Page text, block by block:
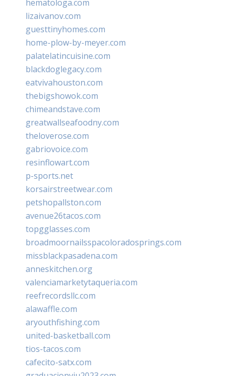
hematologa.com
lizaivanov.com
guesttinyhomes.com
home-plow-by-meyer.com
palatelatincuisine.com
blackdoglegacy.com
eatvivahouston.com
thebigshowok.com
chimeandstave.com
greatwallseafoodny.com
theloverose.com
gabriovoice.com
resinflowart.com
p-sports.net
korsairstreetwear.com
petshopallston.com
avenue26tacos.com
topgglasses.com
broadmoornailsspacoloradosprings.com
missblackpasadena.com
anneskitchen.org
valenciamarketytaqueria.com
reefrecordsllc.com
alawaffle.com
aryouthfishing.com
united-basketball.com
tios-tacos.com
cafecito-satx.com